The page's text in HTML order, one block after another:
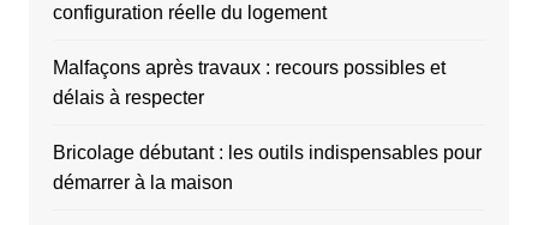
configuration réelle du logement
Malfaçons après travaux : recours possibles et
délais à respecter
Bricolage débutant : les outils indispensables pour
démarrer à la maison